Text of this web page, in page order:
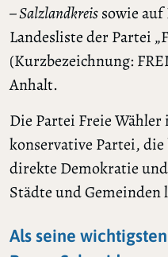
– Salzlandkreissowie
Landesliste der Partei
(Kurzbezeichnung:
Anhalt.
Die Partei Freie
konservative Partei,
direkte Demokratie
Städte und Gemeinden
Als seine